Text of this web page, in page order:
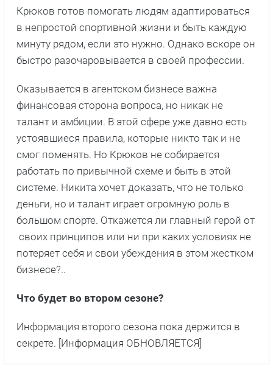
Крюков готов помогать людям адаптироваться
в непростой спортивной жизни и быть каждую
минуту рядом, если это нужно. Однако вскоре он
быстро разочаровывается в своей профессии.
Оказывается в агентском бизнесе важна
финансовая сторона вопроса, но никак не
талант и амбиции. В этой сфере уже давно есть
устоявшиеся правила, которые никто так и не
смог поменять. Но Крюков не собирается
работать по привычной схеме и быть в этой
системе. Никита хочет доказать, что не только
деньги, но и талант играет огромную роль в
большом спорте. Откажется ли главный герой от
своих принципов или ни при каких условиях не
потеряет себя и свои убеждения в этом жестком
бизнесе?..
Что будет во втором сезоне?
Информация второго сезона пока держится в
секрете. [Информация ОБНОВЛЯЕТСЯ]